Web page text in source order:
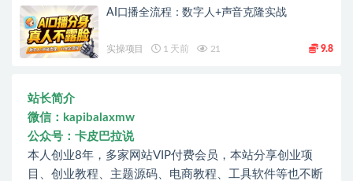
AI口播全流程：数字人+声音克隆实战
实操项目 1 天前 21 9.8
站长简介
微信：kapibalaxmw
公众号：卡皮巴拉说
本人创业8年，多家网站VIP付费会员，本站分享创业项
目、创业教程、主题源码、电商教程、工具软件等也不断